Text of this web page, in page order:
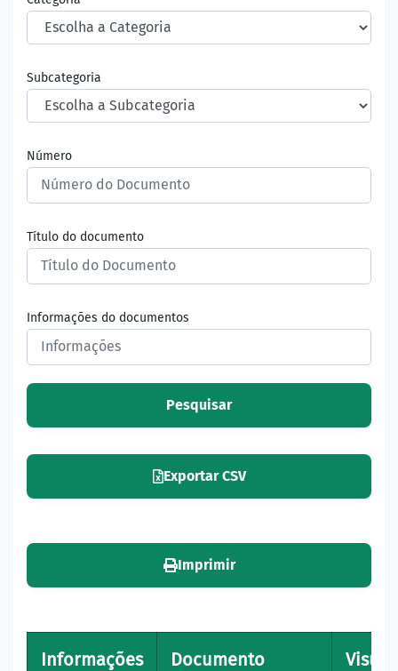
Subcategoria
Número
Título do documento
Informações do documentos
Pesquisar
Exportar CSV
Imprimir
Informações Documento